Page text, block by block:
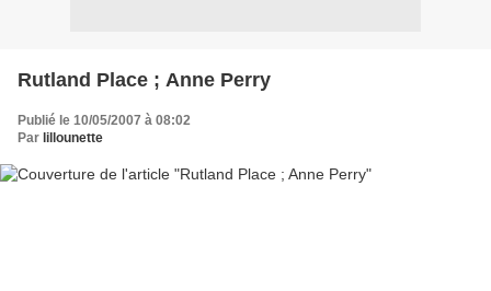
Rutland Place ; Anne Perry
Publié le 10/05/2007 à 08:02
Par lillounette